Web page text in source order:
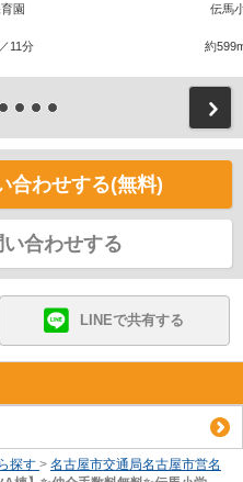
園
11分
伝馬
約
合わせする(無料)
合わせする
LINEで共有する
探す > 名古屋市交通局名古屋市営名